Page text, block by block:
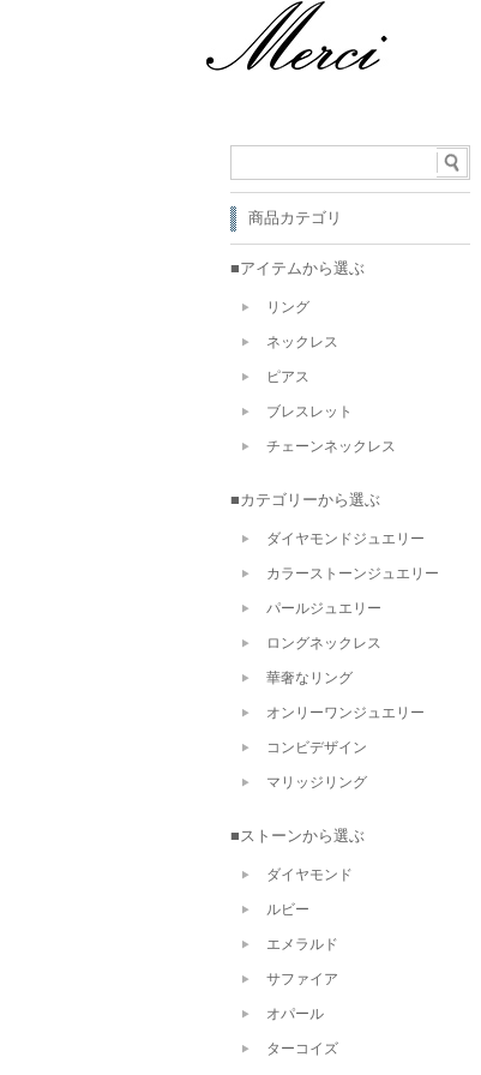
商品カテゴリ
■アイテムから選ぶ
リング
ネックレス
ピアス
ブレスレット
チェーンネックレス
■カテゴリーから選ぶ
ダイヤモンドジュエリー
カラーストーンジュエリー
パールジュエリー
ロングネックレス
華奢なリング
オンリーワンジュエリー
コンビデザイン
マリッジリング
■ストーンから選ぶ
ダイヤモンド
ルビー
エメラルド
サファイア
オパール
ターコイズ